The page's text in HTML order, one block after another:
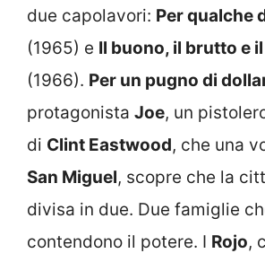
due capolavori: Per qualche
(1965) e Il buono, il brutto e
(1966). Per un pugno di
protagonista Joe, un
di Clint Eastwood, che una
San Miguel, scopre che la
divisa in due. Due famiglie
contendono il potere. I Rojo,